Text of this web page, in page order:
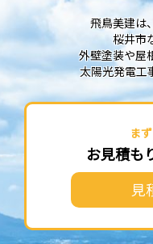
飛鳥美建は
桜井市
外壁塗装や屋
太陽光発電工
ま
お見積も
見